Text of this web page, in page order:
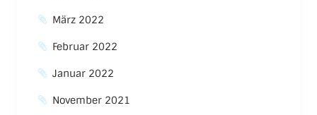
März 2022
Februar 2022
Januar 2022
November 2021